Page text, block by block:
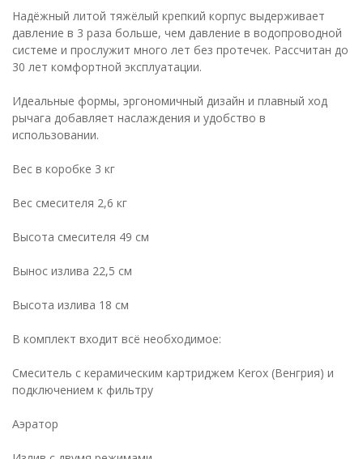
Надёжный литой тяжёлый крепкий корпус выдерживает
давление в 3 раза больше, чем давление в водопроводной
системе и прослужит много лет без протечек. Рассчитан до
30 лет комфортной эксплуатации.
Идеальные формы, эргономичный дизайн и плавный ход
рычага добавляет наслаждения и удобство в
использовании.
Вес в коробке 3 кг
Вес смесителя 2,6 кг
Высота смесителя 49 см
Вынос излива 22,5 см
Высота излива 18 см
В комплект входит всё необходимое:
Смеситель с керамическим картриджем Kerox (Венгрия) и
подключением к фильтру
Аэратор